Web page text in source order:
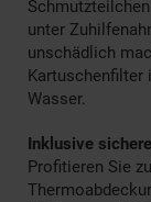
unter
unschädlich
Wasser.
Inklusive
Profitieren Sie